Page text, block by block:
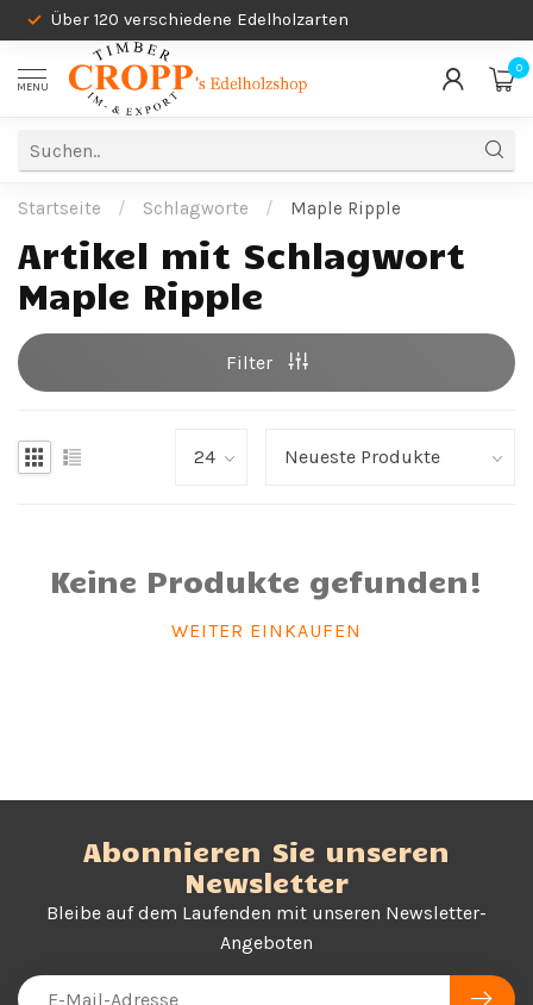
Über 120 verschiedene Edelholzarten
MENU
0
Startseite / Schlagworte / Maple Ripple
Artikel mit Schlagwort
Maple Ripple
Filter
Keine Produkte gefunden!
WEITER EINKAUFEN
Abonnieren Sie unseren
Newsletter
Bleibe auf dem Laufenden mit unseren Newsletter-
Angeboten